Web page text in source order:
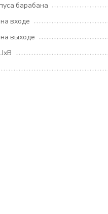
барабана
входе
выходе